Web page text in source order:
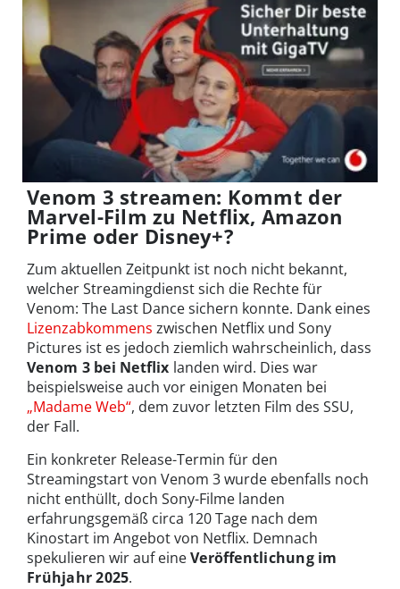
Venom 3 streamen: Kommt der
Marvel-Film zu Netflix, Amazon
Prime oder Disney+?
Zum aktuellen Zeitpunkt ist noch nicht bekannt,
welcher Streamingdienst sich die Rechte für
Venom: The Last Dance sichern konnte. Dank eines
Lizenzabkommens zwischen Netflix und Sony
Pictures ist es jedoch ziemlich wahrscheinlich, dass
Venom 3 bei Netflix landen wird. Dies war
beispielsweise auch vor einigen Monaten bei
„Madame Web“, dem zuvor letzten Film des SSU,
der Fall.
Ein konkreter Release-Termin für den
Streamingstart von Venom 3 wurde ebenfalls noch
nicht enthüllt, doch Sony-Filme landen
erfahrungsgemäß circa 120 Tage nach dem
Kinostart im Angebot von Netflix. Demnach
spekulieren wir auf eineVeröffentlichung im
Frühjahr 2025.